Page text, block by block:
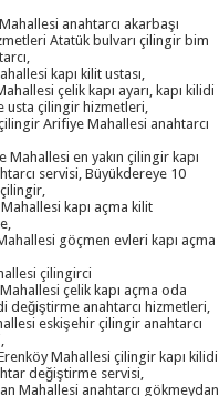
anahtarcı akarbaşı
Atatük bulvarı çilingir bim
kapı kilit ustası,
çelik kapı ayarı, kapı kilidi
usta çilingir hizmetleri,
Arifiye Mahallesi anahtarcı
Mahallesi en yakın çilingir kapı
servisi, Büyükdereye 10
kapı açma kilit
göçmen evleri kapı açma
çilingirci
çelik kapı açma oda
değiştirme anahtarcı hizmetleri,
eskişehir çilingir anahtarcı
Mahallesi çilingir kapı kilidi
değiştirme servisi,
Mahallesi anahtarcı gökmeydan